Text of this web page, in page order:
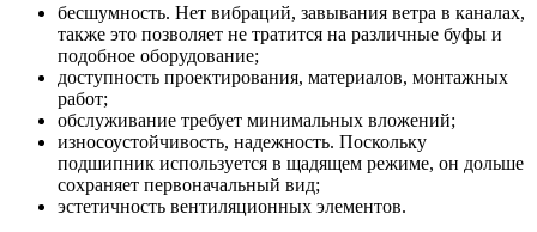
бесшумность. Нет вибраций, завывания ветра в каналах,
также это позволяет не тратится на различные буфы и
подобное оборудование;
доступность проектирования, материалов, монтажных
работ;
обслуживание требует минимальных вложений;
износоустойчивость, надежность. Поскольку
подшипник используется в щадящем режиме, он дольше
сохраняет первоначальный вид;
эстетичность вентиляционных элементов.